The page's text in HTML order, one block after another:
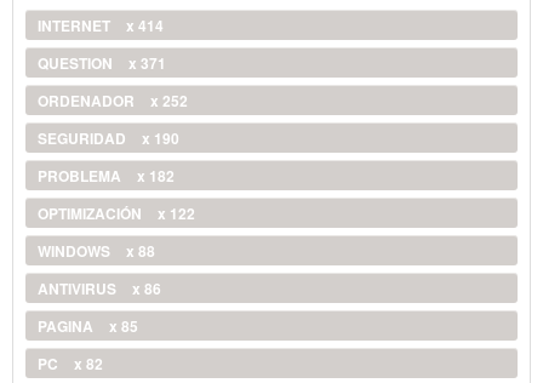
INTERNET
x 414
QUESTION
x 371
ORDENADOR
x 252
SEGURIDAD
x 190
PROBLEMA
x 182
OPTIMIZACIÓN
x 122
WINDOWS
x 88
ANTIVIRUS
x 86
PAGINA
x 85
PC
x 82